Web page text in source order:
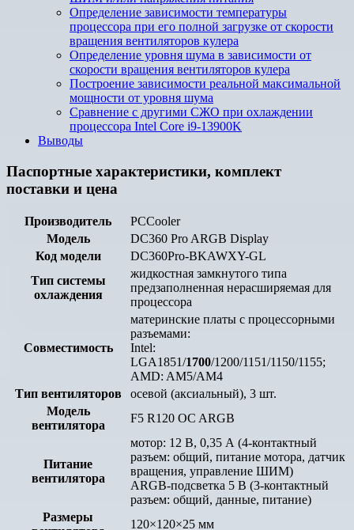
Определение зависимости температуры
процессора при его полной загрузке от скорости
вращения вентиляторов кулера
Определение уровня шума в зависимости от
скорости вращения вентиляторов кулера
Построение зависимости реальной максимальной
мощности от уровня шума
Сравнение с другими СЖО при охлаждении
процессора Intel Core i9-13900K
Выводы
Паспортные характеристики, комплект
поставки и цена
Производитель
PCCooler
Модель
DC360 Pro ARGB Display
Код модели
DC360Pro-BKAWXY-GL
Тип системы
охлаждения
жидкостная замкнутого типа
предзаполненная нерасширяемая для
процессора
Совместимость
материнские платы с процессорными
разъемами:
Intel:
LGA1851/1700/1200/1151/1150/1155;
AMD: AM5/AM4
Тип вентиляторов
осевой (аксиальный), 3 шт.
Модель
вентилятора
F5 R120 OC ARGB
Питание
вентилятора
мотор: 12 В, 0,35 А (4-контактный
разъем: общий, питание мотора, датчик
вращения, управление ШИМ)
ARGB-подсветка 5 В (3-контактный
разъем: общий, данные, питание)
Размеры
120×120×25 мм